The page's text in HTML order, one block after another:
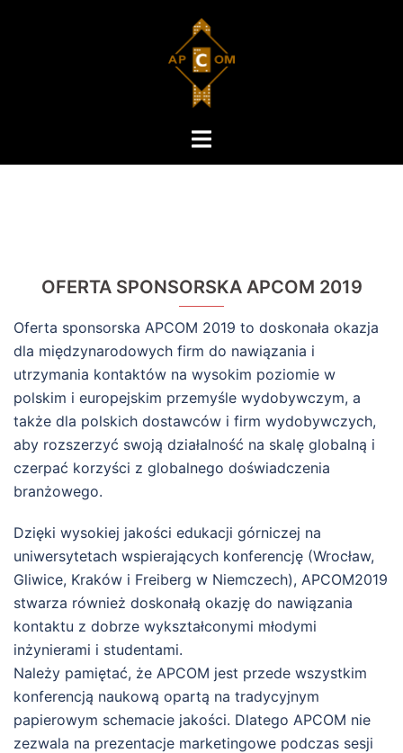
Menu
OFERTA SPONSORSKA APCOM 2019
Oferta sponsorska APCOM 2019 to doskonała okazja
dla międzynarodowych firm do nawiązania i
utrzymania kontaktów na wysokim poziomie w
polskim i europejskim przemyśle wydobywczym, a
także dla polskich dostawców i firm wydobywczych,
aby rozszerzyć swoją działalność na skalę globalną i
czerpać korzyści z globalnego doświadczenia
branżowego.
Dzięki wysokiej jakości edukacji górniczej na
uniwersytetach wspierających konferencję (Wrocław,
Gliwice, Kraków i Freiberg w Niemczech), APCOM2019
stwarza również doskonałą okazję do nawiązania
kontaktu z dobrze wykształconymi młodymi
inżynierami i studentami.
Należy pamiętać, że APCOM jest przede wszystkim
konferencją naukową opartą na tradycyjnym
papierowym schemacie jakości. Dlatego APCOM nie
zezwala na prezentacje marketingowe podczas sesji